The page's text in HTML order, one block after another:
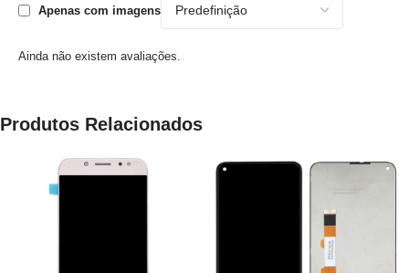
Apenas com imagens
Ainda não existem avaliações.
Produtos Relacionados